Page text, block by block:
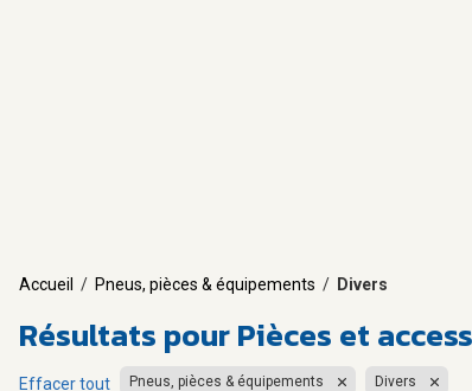
Accueil / Pneus, pièces & équipements / Divers
Résultats pourPièces et
Effacer tout Pneus, pièces & équipements Divers